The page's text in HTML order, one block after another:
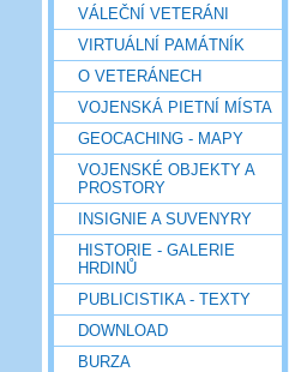
VÁLEČNÍ VETERÁNI
VIRTUÁLNÍ PAMÁTNÍK
O VETERÁNECH
VOJENSKÁ PIETNÍ MÍSTA
GEOCACHING - MAPY
VOJENSKÉ OBJEKTY A
PROSTORY
INSIGNIE A SUVENYRY
HISTORIE - GALERIE
HRDINŮ
PUBLICISTIKA - TEXTY
DOWNLOAD
BURZA